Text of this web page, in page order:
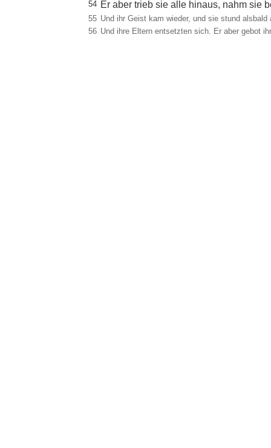
54 Er aber trieb sie alle hinaus, nahm sie
55 Und ihr Geist kam wieder, und sie stund
56 Und ihre Eltern entsetzten sich. Er aber gebot